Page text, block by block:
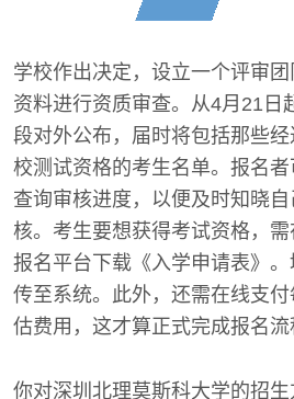
学校作出决定，设立一个评审
资料进行资质审查。从4月21日
段对外公布，届时将包括那些
校测试资格的考生名单。报名
查询审核进度，以便及时知晓
核。考生要想获得考试资格，
报名平台下载《入学申请表》
传至系统。此外，还需在线支
估费用，这才算正式完成报名流
你对深圳北理莫斯科大学的招